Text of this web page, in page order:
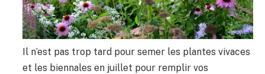
Il n’est pas trop tard pour semer les plantes vivaces
et les biennales en juillet pour remplir vos